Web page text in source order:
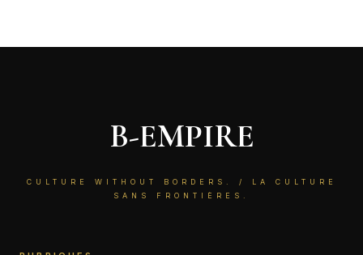
B-EMPIRE
CULTURE WITHOUT BORDERS. / LA CULTURE
SANS FRONTIÈRES.